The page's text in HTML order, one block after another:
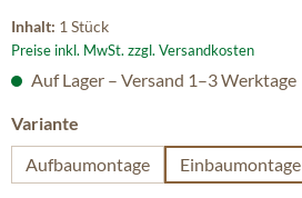
Inhalt: 1 Stück
Preise inkl. MwSt. zzgl. Versandkosten
Auf Lager – Versand 1–3 Werktage
Variante
Aufbaumontage
Einbaumontage